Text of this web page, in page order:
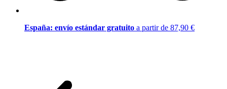
España: envío estándar gratuito a partir de 87,90 €